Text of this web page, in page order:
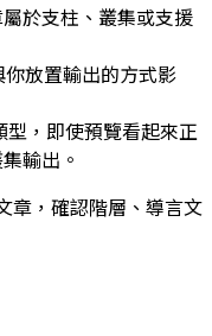
於支柱、叢集或支援
放置輸出的方式影
型 ，即使預覽看起來正
輸出。
章，確認階層、導言文